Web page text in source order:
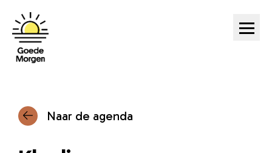
Ga naar hoofdinhoud
Naar de agenda